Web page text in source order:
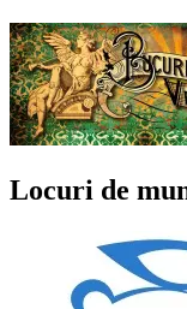
Locuri de